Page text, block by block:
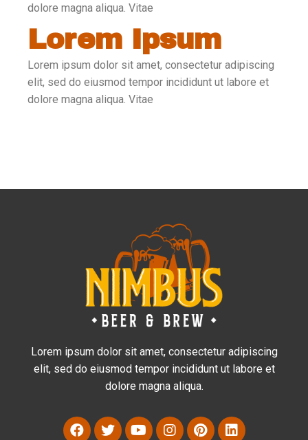
dolore magna aliqua. Vitae
Lorem Ipsum
Lorem ipsum dolor sit amet, consectetur adipiscing
elit, sed do eiusmod tempor incididunt ut labore et
dolore magna aliqua. Vitae
Lorem ipsum dolor sit amet, consectetur adipiscing
elit, sed do eiusmod tempor incididunt ut labore et
dolore magna aliqua.